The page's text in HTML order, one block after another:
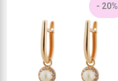
- 20%